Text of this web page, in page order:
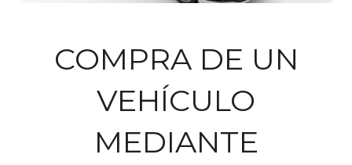
COMPRA DE UN
VEHÍCULO
MEDIANTE